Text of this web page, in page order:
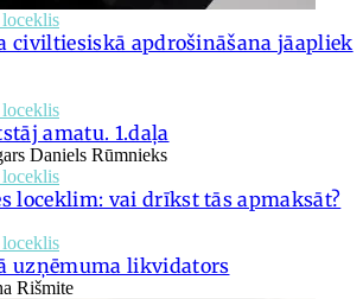
civiltiesiskā apdrošināšana jāapliek
amatu. 1.daļa
Daniels Rūmnieks
loceklim: vai drīkst tās apmaksāt?
uzņēmuma likvidators
Rišmite